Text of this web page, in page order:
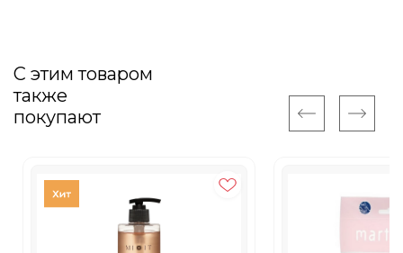
С этим товаром
также
покупают